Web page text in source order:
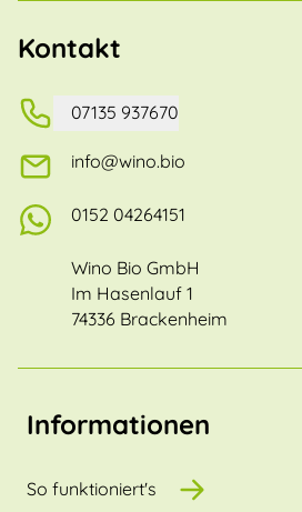
Kontakt
07135 937670
info@wino.bio
0152 04264151
Wino Bio GmbH
Im Hasenlauf 1
74336 Brackenheim
Informationen
So funktioniert's